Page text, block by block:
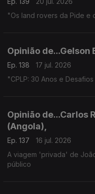
"Os land rovers da Pide e
Opinião de...Gelson
Ep. 138
17 jul. 2026
"CPLP: 30 Anos e
Opinião de...Carlos
(Angola),
Ep. 137
16 jul. 2026
A viagem 'privada' de
público